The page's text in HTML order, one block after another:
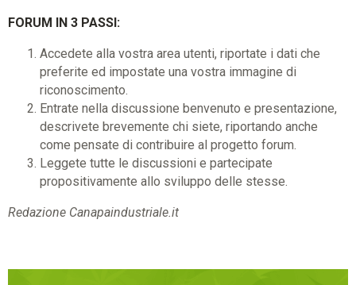
FORUM IN 3 PASSI:
Accedete alla vostra area utenti, riportate i dati che
preferite ed impostate una vostra immagine di
riconoscimento.
Entrate nella discussione benvenuto e presentazione,
descrivete brevemente chi siete, riportando anche
come pensate di contribuire al progetto forum.
Leggete tutte le discussioni e partecipate
propositivamente allo sviluppo delle stesse.
Redazione Canapaindustriale.it